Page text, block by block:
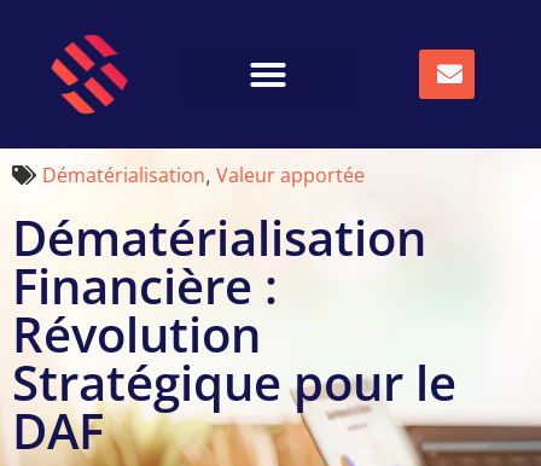
Dématérialisation, Valeur apportée
Dématérialisation
Financière :
Révolution
Stratégique pour le
DAF